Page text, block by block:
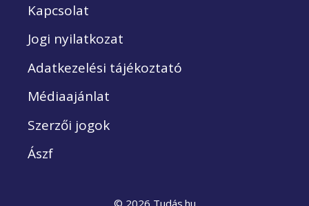
Kapcsolat
Jogi nyilatkozat
Adatkezelési tájékoztató
Médiaajánlat
Szerzői jogok
Ászf